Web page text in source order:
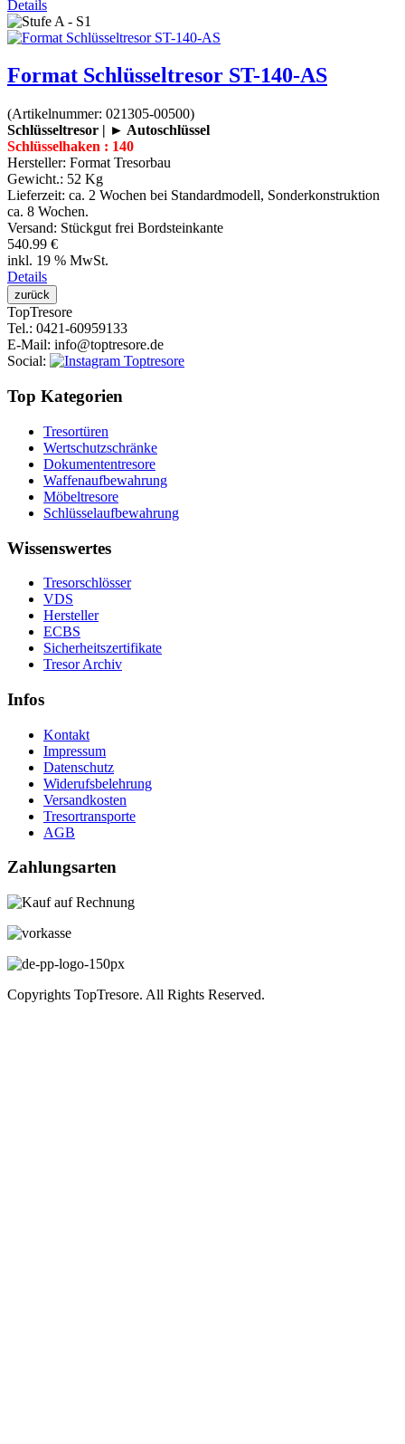
Details
Format Schlüsseltresor ST-140-AS
(Artikelnummer: 021305-00500)
Schlüsseltresor | ► Autoschlüssel
Schlüsselhaken : 140
Hersteller: Format Tresorbau
Gewicht.: 52 Kg
Lieferzeit: ca. 2 Wochen bei Standardmodell, Sonderkonstruktion
ca. 8 Wochen.
Versand: Stückgut frei Bordsteinkante
540.99 €
inkl. 19 % MwSt.
Details
TopTresore
Tel.: 0421-60959133
E-Mail: info@toptresore.de
Social:
Top Kategorien
Tresortüren
Wertschutzschränke
Dokumententresore
Waffenaufbewahrung
Möbeltresore
Schlüsselaufbewahrung
Wissenswertes
Tresorschlösser
VDS
Hersteller
ECBS
Sicherheitszertifikate
Tresor Archiv
Infos
Kontakt
Impressum
Datenschutz
Widerufsbelehrung
Versandkosten
Tresortransporte
AGB
Zahlungsarten
Copyrights TopTresore. All Rights Reserved.